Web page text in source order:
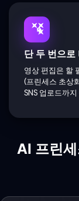
단 두 번으로
영상 편집은 할
(프린세스 초상
SNS 업로드까
AI 프린